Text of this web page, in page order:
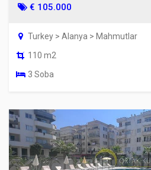
€ 105.000
Turkey > Alanya > Mahmutlar
110 m2
3 Soba